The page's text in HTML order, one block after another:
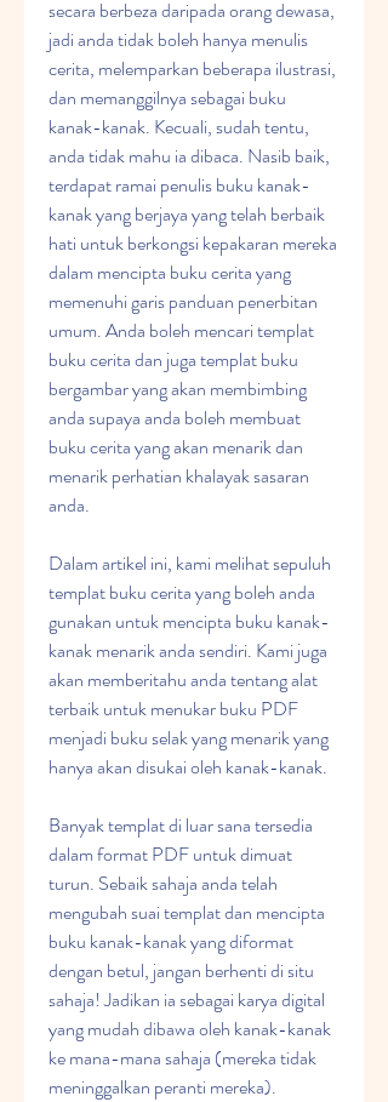
secara berbeza daripada orang dewasa,
jadi anda tidak boleh hanya menulis
cerita, melemparkan beberapa ilustrasi,
dan memanggilnya sebagai buku
kanak-kanak. Kecuali, sudah tentu,
anda tidak mahu ia dibaca. Nasib baik,
terdapat ramai penulis buku kanak-
kanak yang berjaya yang telah berbaik
hati untuk berkongsi kepakaran mereka
dalam mencipta buku cerita yang
memenuhi garis panduan penerbitan
umum. Anda boleh mencari templat
buku cerita dan juga templat buku
bergambar yang akan membimbing
anda supaya anda boleh membuat
buku cerita yang akan menarik dan
menarik perhatian khalayak sasaran
anda.
Dalam artikel ini, kami melihat sepuluh
templat buku cerita yang boleh anda
gunakan untuk mencipta buku kanak-
kanak menarik anda sendiri. Kami juga
akan memberitahu anda tentang alat
terbaik untuk menukar buku PDF
menjadi buku selak yang menarik yang
hanya akan disukai oleh kanak-kanak.
Banyak templat di luar sana tersedia
dalam format PDF untuk dimuat
turun. Sebaik sahaja anda telah
mengubah suai templat dan mencipta
buku kanak-kanak yang diformat
dengan betul, jangan berhenti di situ
sahaja! Jadikan ia sebagai karya digital
yang mudah dibawa oleh kanak-kanak
ke mana-mana sahaja (mereka tidak
meninggalkan peranti mereka).